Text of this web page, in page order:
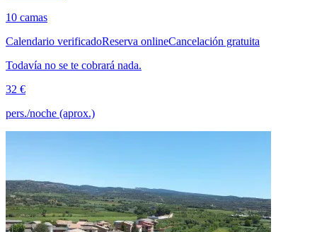
10 camas
Calendario verificadoReserva onlineCancelación gratuita
Todavía no se te cobrará nada.
32 €
pers./noche (aprox.)